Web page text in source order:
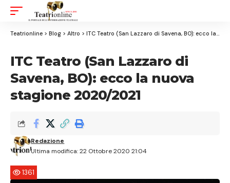
Resizer
Teatrionline > Blog > Altro > ITC Teatro (San Lazzaro di Savena, BO): ecco la nuova stagione 2020/2021
ITC Teatro (San Lazzaro di
Savena, BO): ecco la nuova
stagione 2020/2021
Ultima modifica: 22 Ottobre 2020 21:04
Redazione
1361